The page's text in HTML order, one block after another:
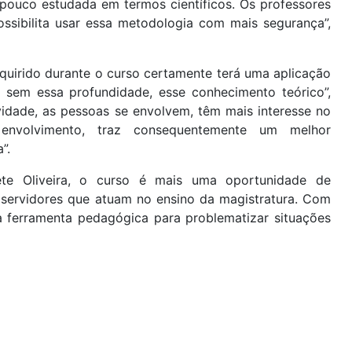
estudada em termos científicos. Os professores
usar essa metodologia com mais segurança”,
durante o curso certamente terá uma aplicação
essa profundidade, esse conhecimento teórico”,
as pessoas se envolvem, têm mais interesse no
traz consequentemente um melhor
Oliveira, o curso é mais uma oportunidade de
que atuam no ensino da magistratura. Com
pedagógica para problematizar situações